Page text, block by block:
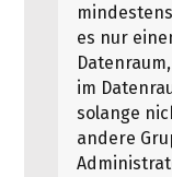
es nur
im
solange
andere